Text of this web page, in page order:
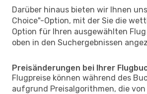
Darüber hinaus bieten wir Ihnen
Choice"-Option, mit der Sie die
Option für Ihren ausgewählten
oben in den Suchergebnissen
Preisänderungen bei Ihrer
Flugpreise können während des
aufgrund Preisalgorithmen, die von